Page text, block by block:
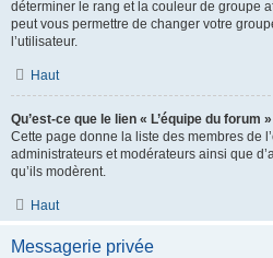
déterminer le rang et la couleur de groupe
peut vous permettre de changer votre
l’utilisateur.
Haut
Qu’est-ce que le lien « L’équipe du forum
Cette page donne la liste des membres de
administrateurs et modérateurs ainsi que
qu’ils modèrent.
Haut
Messagerie privée